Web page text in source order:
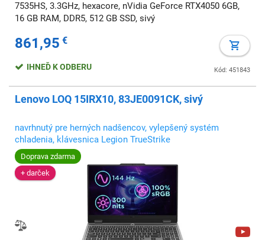
7535HS, 3.3GHz, hexacore, nVidia GeForce RTX4050 6GB,
16 GB RAM, DDR5, 512 GB SSD, sivý
861,95 €
Kód: 451843
IHNEĎ K ODBERU
Lenovo LOQ 15IRX10, 83JE0091CK, sivý
navrhnutý pre herných nadšencov, vylepšený systém
chladenia, klávesnica Legion TrueStrike
Doprava zdarma
+ darček